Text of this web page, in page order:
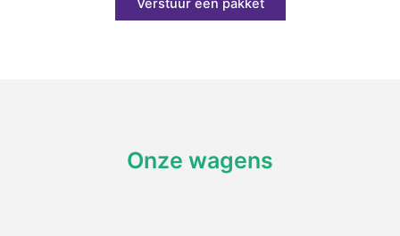
Verstuur een pakket
Onze wagens